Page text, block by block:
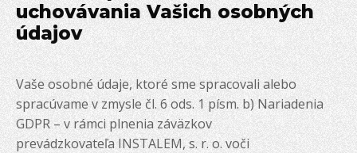
uchovávania Vašich osobných
údajov
Vaše osobné údaje, ktoré sme spracovali alebo
spracúvame v zmysle čl. 6 ods. 1 písm. b) Nariadenia
GDPR – v rámci plnenia záväzkov
prevádzkovateľa INSTALEM, s. r. o. voči